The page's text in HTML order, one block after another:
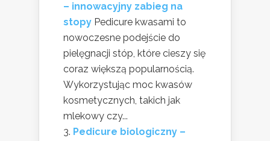
– innowacyjny zabieg na
stopy Pedicure kwasami to
nowoczesne podejście do
pielęgnacji stóp, które cieszy się
coraz większą popularnością.
Wykorzystując moc kwasów
kosmetycznych, takich jak
mlekowy czy...
Pedicure biologiczny –